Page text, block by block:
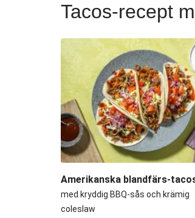
Tacos-recept
Amerikanska blandfärs-
med kryddig BBQ-sås och krämig
coleslaw